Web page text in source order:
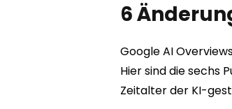
6
Google AI
Hier sind die sechs
Zeitalter der KI-